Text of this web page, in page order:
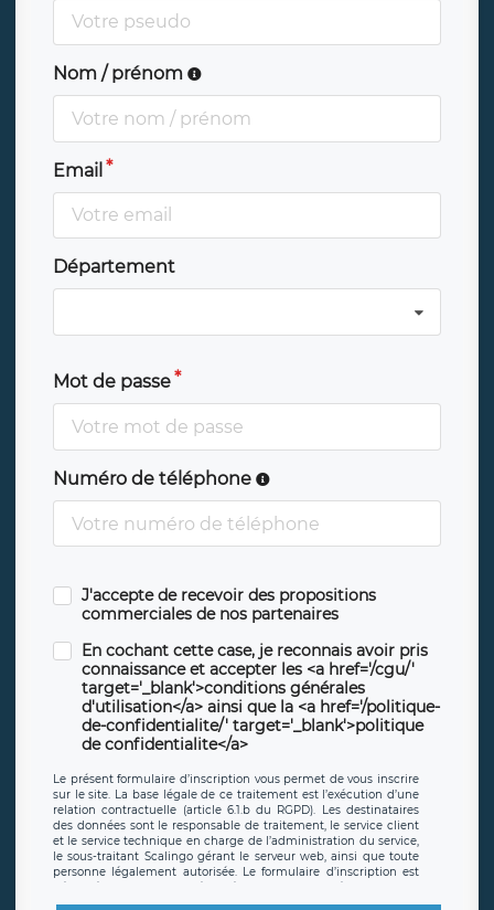
Nom / prénom
Email
Département
Mot de passe
Numéro de téléphone
J'accepte de recevoir des propositions
commerciales de nos partenaires
En cochant cette case, je reconnais avoir pris
connaissance et accepter les <a href='/cgu/'
target='_blank'>conditions générales
d'utilisation</a> ainsi que la <a href='/politique-
de-confidentialite/' target='_blank'>politique
de confidentialite</a>
Le présent formulaire d’inscription vous permet de vous inscrire
sur le site. La base légale de ce traitement est l’exécution d’une
relation contractuelle (article 6.1.b du RGPD). Les destinataires
des données sont le responsable de traitement, le service client
et le service technique en charge de l’administration du service,
le sous-traitant Scalingo gérant le serveur web, ainsi que toute
personne légalement autorisée. Le formulaire d’inscription est
offrant desclauses de protection conformes au RGPD. Les